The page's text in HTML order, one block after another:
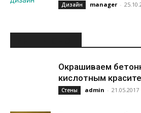
Дизайн manager -
Окрашиваем
кислотным
Стены admin - 21.05.2017